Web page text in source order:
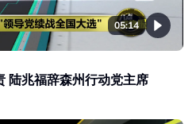
05:14
陆兆福辞森州行动党主席